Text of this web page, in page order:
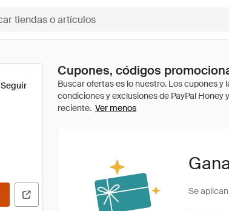
Seguir
Cupones, códigos
Ver menos
Se